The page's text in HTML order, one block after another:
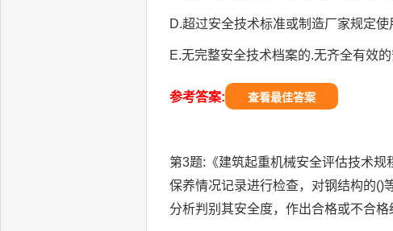
D.超过安全技术标准或制造厂家规定
E.无完整安全技术档案的.无齐全有效
参考答案: 查看最佳答案
第3题:《建筑起重机械安全评估技术
保养情况记录进行检查，对钢结构的()
分析判别其安全度，作出合格或不合格